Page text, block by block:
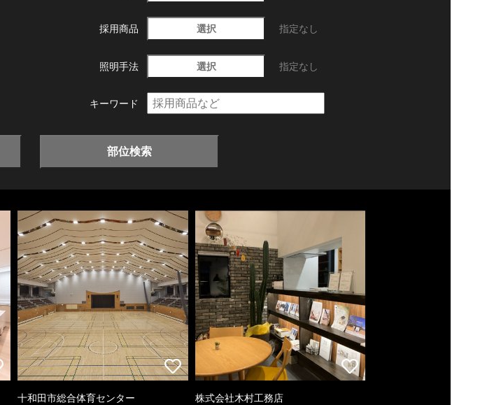
採用商品 選択 指定なし
照明手法 選択 指定なし
キーワード
部位検索
十和田市総合体育センター 株式会社木村工務店